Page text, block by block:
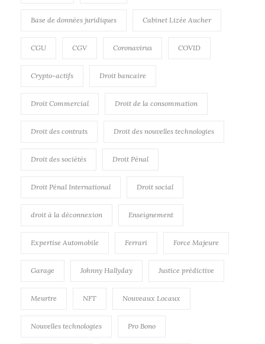
Base de données juridiques Cabinet Lizée Aucher
CGU CGV Coronavirus COVID
Crypto-actifs Droit bancaire
Droit Commercial Droit de la consommation
Droit des contrats Droit des nouvelles technologies
Droit des sociétés Droit Pénal
Droit Pénal International Droit social
droit à la déconnexion Enseignement
Expertise Automobile Ferrari Force Majeure
Garage Johnny Hallyday Justice prédictive
Meurtre NFT Nouveaux Locaux
Nouvelles technologies Pro Bono